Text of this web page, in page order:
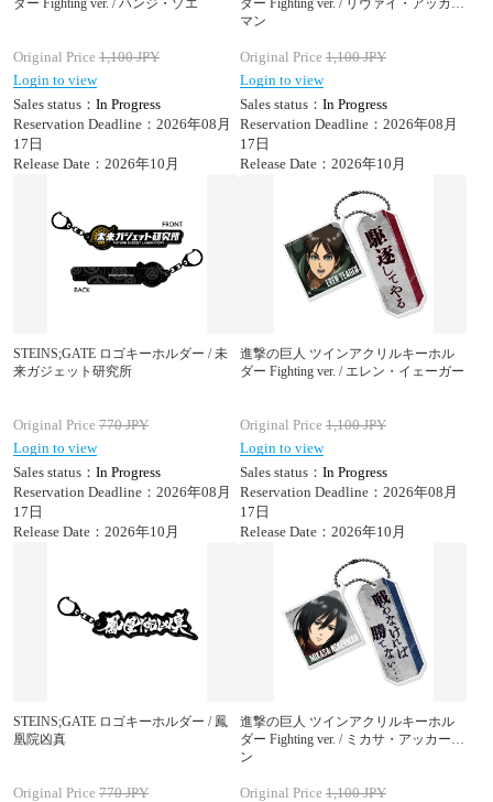
ダー Fighting ver. / ハンジ・ゾエ
Original Price 1,100JPY
Login to view
Sales status： In Progress
Reservation Deadline：2026年08月
17日
Release Date：2026年10月
ダー Fighting ver. / リヴァイ・アッカー
マン
Original Price 1,100JPY
Login to view
Sales status： In Progress
Reservation Deadline：2026年08月
17日
Release Date：2026年10月
STEINS;GATE ロゴキーホルダー / 未
来ガジェット研究所
Original Price 770JPY
Login to view
Sales status： In Progress
Reservation Deadline：2026年08月
17日
Release Date：2026年10月
進撃の巨人 ツインアクリルキーホル
ダー Fighting ver. / エレン・イェーガー
Original Price 1,100JPY
Login to view
Sales status： In Progress
Reservation Deadline：2026年08月
17日
Release Date：2026年10月
STEINS;GATE ロゴキーホルダー / 鳳
凰院凶真
Original Price 770JPY
進撃の巨人 ツインアクリルキーホル
ダー Fighting ver. / ミカサ・アッカーマ
ン
Original Price 1,100JPY